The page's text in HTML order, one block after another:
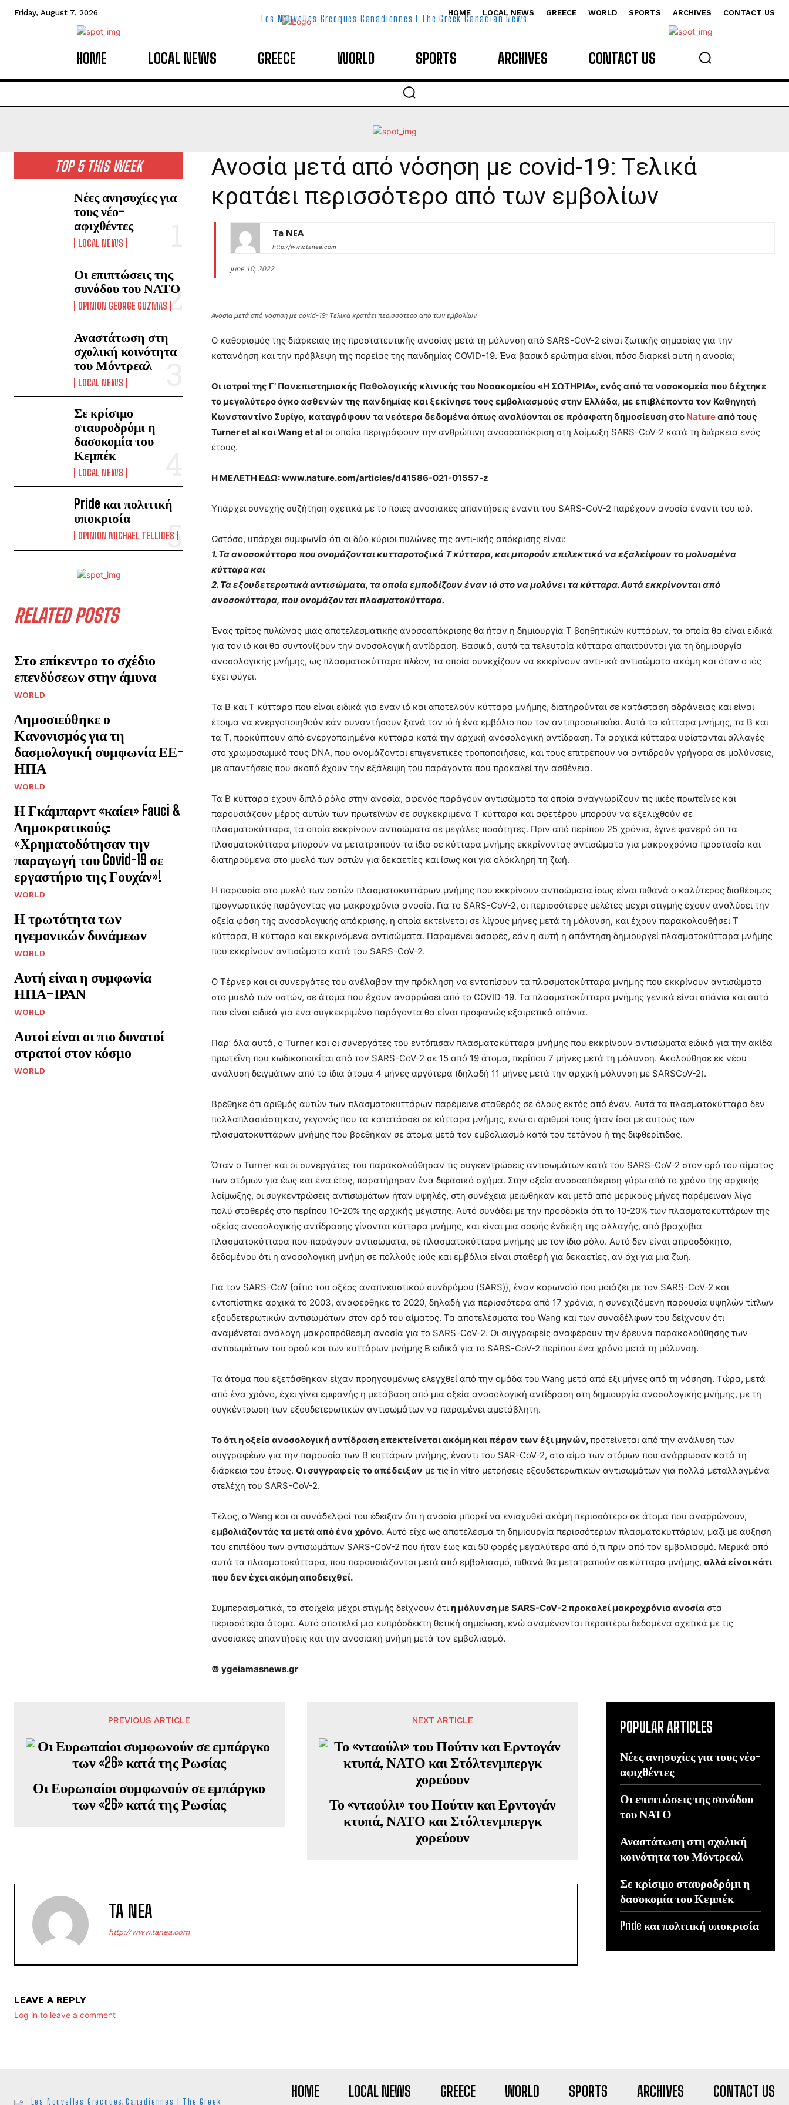
Friday, August 7, 2026 HOME LOCAL NEWS GREECE WORLD SPORTS ARCHIVES CONTACT US
Les Nouvelles Grecques Canadiennes I The Greek Canadian News
HOME LOCAL NEWS GREECE WORLD SPORTS ARCHIVES CONTACT US
TOP 5 THIS WEEK
Νέες ανησυχίες για
τους νέο-
αφιχθέντες
LOCAL NEWS
Οι επιπτώσεις της
συνόδου του ΝΑΤΟ
OPINION GEORGE GUZMAS
Αναστάτωση στη
σχολική κοινότητα
του Μόντρεαλ
LOCAL NEWS
Σε κρίσιμο
σταυροδρόμι η
δασοκομία του
Κεμπέκ
LOCAL NEWS
Pride και πολιτική
υποκρισία
OPINION MICHAEL TELLIDES
RELATED POSTS
Στο επίκεντρο το σχέδιο
επενδύσεων στην άμυνα
WORLD
Δημοσιεύθηκε ο
Κανονισμός για τη
δασμολογική συμφωνία ΕΕ-
ΗΠΑ
WORLD
Η Γκάμπαρντ «καίει» Fauci &
Δημοκρατικούς:
«Χρηματοδότησαν την
παραγωγή του Covid-19 σε
εργαστήριο της Γουχάν»!
WORLD
Η τρωτότητα των
ηγεμονικών δυνάμεων
WORLD
Αυτή είναι η συμφωνία
ΗΠΑ–ΙΡΑΝ
WORLD
Αυτοί είναι οι πιο δυνατοί
στρατοί στον κόσμο
WORLD
Ανοσία μετά από νόσηση με covid-19: Tελικά
κρατάει περισσότερο από των εμβολίων
Ta NEA
http://www.tanea.com
June 10, 2022
Ανοσία μετά από νόσηση με covid-19: Tελικά κρατάει περισσότερο από των εμβολίων
Ο καθορισμός της διάρκειας της προστατευτικής ανοσίας μετά τη μόλυνση από SARS-CoV-2 είναι ζωτικής σημασίας για την
κατανόηση και την πρόβλεψη της πορείας της πανδημίας COVID-19. Ένα βασικό ερώτημα είναι, πόσο διαρκεί αυτή η ανοσία;
Οι ιατροί της Γ’ Πανεπιστημιακής Παθολογικής κλινικής του Νοσοκομείου «Η ΣΩΤΗΡΙΑ», ενός από τα νοσοκομεία που δέχτηκε
το μεγαλύτερο όγκο ασθενών της πανδημίας και ξεκίνησε τους εμβολιασμούς στην Ελλάδα, με επιβλέποντα τον Καθηγητή
Κωνσταντίνο Συρίγο, καταγράφουν τα νεότερα δεδομένα όπως αναλύονται σε πρόσφατη δημοσίευση στο Natureαπό τους
Turner et al και Wang et al οι οποίοι περιγράφουν την ανθρώπινη ανοσοαπόκριση στη λοίμωξη SARS-CoV-2 κατά τη διάρκεια ενός
έτους.
Η ΜΕΛΕΤΗ ΕΔΩ:www.nature.com/articles/d41586-021-01557-z
Υπάρχει συνεχής συζήτηση σχετικά με το ποιες ανοσιακές απαντήσεις έναντι του SARS-CoV-2 παρέχουν ανοσία έναντι του ιού.
Ωστόσο, υπάρχει συμφωνία ότι οι δύο κύριοι πυλώνες της αντι-ικής απόκρισης είναι:
1. Τα ανοσοκύτταρα που ονομάζονται κυτταροτοξικά Τ κύτταρα, και μπορούν επιλεκτικά να εξαλείψουν τα μολυσμένα
κύτταρα και
2. Τα εξουδετερωτικά αντισώματα, τα οποία εμποδίζουν έναν ιό στο να μολύνει τα κύτταρα. Αυτά εκκρίνονται από
ανοσοκύτταρα, που ονομάζονται πλασματοκύτταρα.
Ένας τρίτος πυλώνας μιας αποτελεσματικής ανοσοαπόκρισης θα ήταν η δημιουργία Τ βοηθητικών κυττάρων, τα οποία θα είναι ειδικά
για τον ιό και θα συντονίζουν την ανοσολογική αντίδραση. Βασικά, αυτά τα τελευταία κύτταρα απαιτούνται για τη δημιουργία
ανοσολογικής μνήμης, ως πλασματοκύτταρα πλέον, τα οποία συνεχίζουν να εκκρίνουν αντι-ικά αντισώματα ακόμη και όταν ο ιός
έχει φύγει.
Τα Β και Τ κύτταρα που είναι ειδικά για έναν ιό και αποτελούν κύτταρα μνήμης, διατηρούνται σε κατάσταση αδράνειας και είναι
έτοιμα να ενεργοποιηθούν εάν συναντήσουν ξανά τον ιό ή ένα εμβόλιο που τον αντιπροσωπεύει. Αυτά τα κύτταρα μνήμης, τα Β και
τα Τ, προκύπτουν από ενεργοποιημένα κύτταρα κατά την αρχική ανοσολογική αντίδραση. Τα αρχικά κύτταρα υφίστανται αλλαγές
στο χρωμοσωμικό τους DNA, που ονομάζονται επιγενετικές τροποποιήσεις, και τους επιτρέπουν να αντιδρούν γρήγορα σε μολύνσεις,
με απαντήσεις που σκοπό έχουν την εξάλειψη του παράγοντα που προκαλεί την ασθένεια.
Τα Β κύτταρα έχουν διπλό ρόλο στην ανοσία, αφενός παράγουν αντισώματα τα οποία αναγνωρίζουν τις ιικές πρωτεΐνες και
παρουσιάζουν μέρος αυτών των πρωτεϊνών σε συγκεκριμένα Τ κύτταρα και αφετέρου μπορούν να εξελιχθούν σε
πλασματοκύτταρα, τα οποία εκκρίνουν αντισώματα σε μεγάλες ποσότητες. Πριν από περίπου 25 χρόνια, έγινε φανερό ότι τα
πλασματοκύτταρα μπορούν να μετατραπούν τα ίδια σε κύτταρα μνήμης εκκρίνοντας αντισώματα για μακροχρόνια προστασία και
διατηρούμενα στο μυελό των οστών για δεκαετίες και ίσως και για ολόκληρη τη ζωή.
Η παρουσία στο μυελό των οστών πλασματοκυττάρων μνήμης που εκκρίνουν αντισώματα ίσως είναι πιθανά ο καλύτερος διαθέσιμος
προγνωστικός παράγοντας για μακροχρόνια ανοσία. Για το SARS-CoV-2, οι περισσότερες μελέτες μέχρι στιγμής έχουν αναλύσει την
οξεία φάση της ανοσολογικής απόκρισης, η οποία εκτείνεται σε λίγους μήνες μετά τη μόλυνση, και έχουν παρακολουθήσει Τ
κύτταρα, Β κύτταρα και εκκρινόμενα αντισώματα. Παραμένει ασαφές, εάν η αυτή η απάντηση δημιουργεί πλασματοκύτταρα μνήμης
που εκκρίνουν αντισώματα κατά του SARS-CoV-2.
Ο Τέρνερ και οι συνεργάτες του ανέλαβαν την πρόκληση να εντοπίσουν τα πλασματοκύτταρα μνήμης που εκκρίνουν αντισώματα
στο μυελό των οστών, σε άτομα που έχουν αναρρώσει από το COVID-19. Τα πλασματοκύτταρα μνήμης γενικά είναι σπάνια και αυτά
που είναι ειδικά για ένα συγκεκριμένο παράγοντα θα είναι προφανώς εξαιρετικά σπάνια.
Παρ’ όλα αυτά, ο Turner και οι συνεργάτες του εντόπισαν πλασματοκύτταρα μνήμης που εκκρίνουν αντισώματα ειδικά για την ακίδα
πρωτεΐνη που κωδικοποιείται από τον SARS-CoV-2 σε 15 από 19 άτομα, περίπου 7 μήνες μετά τη μόλυνση. Ακολούθησε εκ νέου
ανάλυση δειγμάτων από τα ίδια άτομα 4 μήνες αργότερα (δηλαδή 11 μήνες μετά την αρχική μόλυνση με SARSCoV-2).
Βρέθηκε ότι αριθμός αυτών των πλασματοκυττάρων παρέμεινε σταθερός σε όλους εκτός από έναν. Αυτά τα πλασματοκύτταρα δεν
πολλαπλασιάστηκαν, γεγονός που τα κατατάσσει σε κύτταρα μνήμης, ενώ οι αριθμοί τους ήταν ίσοι με αυτούς των
πλασματοκυττάρων μνήμης που βρέθηκαν σε άτομα μετά τον εμβολιασμό κατά του τετάνου ή της διφθερίτιδας.
Όταν ο Turner και οι συνεργάτες του παρακολούθησαν τις συγκεντρώσεις αντισωμάτων κατά του SARS-CoV-2 στον ορό του αίματος
των ατόμων για έως και ένα έτος, παρατήρησαν ένα διφασικό σχήμα. Στην οξεία ανοσοαπόκριση γύρω από το χρόνο της αρχικής
λοίμωξης, οι συγκεντρώσεις αντισωμάτων ήταν υψηλές, στη συνέχεια μειώθηκαν και μετά από μερικούς μήνες παρέμειναν λίγο
πολύ σταθερές στο περίπου 10-20% της αρχικής μέγιστης. Αυτό συνάδει με την προσδοκία ότι το 10-20% των πλασματοκυττάρων της
οξείας ανοσολογικής αντίδρασης γίνονται κύτταρα μνήμης, και είναι μια σαφής ένδειξη της αλλαγής, από βραχύβια
πλασματοκύτταρα που παράγουν αντισώματα, σε πλασματοκύτταρα μνήμης με τον ίδιο ρόλο. Αυτό δεν είναι απροσδόκητο,
δεδομένου ότι η ανοσολογική μνήμη σε πολλούς ιούς και εμβόλια είναι σταθερή για δεκαετίες, αν όχι για μια ζωή.
Για τον SARS-CoV {αίτιο του οξέος αναπνευστικού συνδρόμου (SARS)}, έναν κορωνοϊό που μοιάζει με τον SARS-CoV-2 και
εντοπίστηκε αρχικά το 2003, αναφέρθηκε το 2020, δηλαδή για περισσότερα από 17 χρόνια, η συνεχιζόμενη παρουσία υψηλών τίτλων
εξουδετερωτικών αντισωμάτων στον ορό του αίματος. Τα αποτελέσματα του Wang και των συναδέλφων του δείχνουν ότι
αναμένεται ανάλογη μακροπρόθεσμη ανοσία για το SARS-CoV-2. Οι συγγραφείς αναφέρουν την έρευνα παρακολούθησης των
αντισωμάτων του ορού και των κυττάρων μνήμης Β ειδικά για το SARS-CoV-2 περίπου ένα χρόνο μετά τη μόλυνση.
Τα άτομα που εξετάσθηκαν είχαν προηγουμένως ελεγχθεί από την ομάδα του Wang μετά από έξι μήνες από τη νόσηση. Τώρα, μετά
από ένα χρόνο, έχει γίνει εμφανής η μετάβαση από μια οξεία ανοσολογική αντίδραση στη δημιουργία ανοσολογικής μνήμης, με τη
συγκέντρωση των εξουδετερωτικών αντισωμάτων να παραμένει αμετάβλητη.
Το ότι η οξεία ανοσολογική αντίδραση επεκτείνεται ακόμη και πέραν των έξι μηνών,προτείνεται από την ανάλυση των
συγγραφέων για την παρουσία των Β κυττάρων μνήμης, έναντι του SAR-CoV-2, στο αίμα των ατόμων που ανάρρωσαν κατά τη
διάρκεια του έτους. Οι συγγραφείς το απέδειξαν με τις in vitro μετρήσεις εξουδετερωτικών αντισωμάτων για πολλά μεταλλαγμένα
στελέχη του SARS-CoV-2.
Τέλος, ο Wang και οι συνάδελφοί του έδειξαν ότι η ανοσία μπορεί να ενισχυθεί ακόμη περισσότερο σε άτομα που αναρρώνουν,
εμβολιάζοντάς τα μετά από ένα χρόνο. Αυτό είχε ως αποτέλεσμα τη δημιουργία περισσότερων πλασματοκυττάρων, μαζί με αύξηση
του επιπέδου των αντισωμάτων SARS-CoV-2 που ήταν έως και 50 φορές μεγαλύτερο από ό,τι πριν από τον εμβολιασμό. Μερικά από
αυτά τα πλασματοκύτταρα, που παρουσιάζονται μετά από εμβολιασμό, πιθανά θα μετατραπούν σε κύτταρα μνήμης, αλλά είναι κάτι
που δεν έχει ακόμη αποδειχθεί.
Συμπερασματικά, τα στοιχεία μέχρι στιγμής δείχνουν ότι η μόλυνση με SARS-CoV-2 προκαλεί μακροχρόνια ανοσία στα
περισσότερα άτομα. Αυτό αποτελεί μια ευπρόσδεκτη θετική σημείωση, ενώ αναμένονται περαιτέρω δεδομένα σχετικά με τις
ανοσιακές απαντήσεις και την ανοσιακή μνήμη μετά τον εμβολιασμό.
© ygeiamasnews.gr
PREVIOUS ARTICLE
Οι Ευρωπαίοι συμφωνούν σε εμπάργκο
των «26» κατά της Ρωσίας
NEXT ARTICLE
Το «νταούλι» του Πούτιν και Ερντογάν
κτυπά, ΝΑΤΟ και Στόλτενμπεργκ
χορεύουν
TA NEA
http://www.tanea.com
LEAVE A REPLY
Log in to leave a comment
POPULAR ARTICLES
Νέες ανησυχίες για τους νέο-
αφιχθέντες
Οι επιπτώσεις της συνόδου
του ΝΑΤΟ
Αναστάτωση στη σχολική
κοινότητα του Μόντρεαλ
Σε κρίσιμο σταυροδρόμι η
δασοκομία του Κεμπέκ
Pride και πολιτική υποκρισία
HOME LOCAL NEWS GREECE WORLD SPORTS ARCHIVES CONTACT US
Les Nouvelles Grecques Canadiennes I The Greek